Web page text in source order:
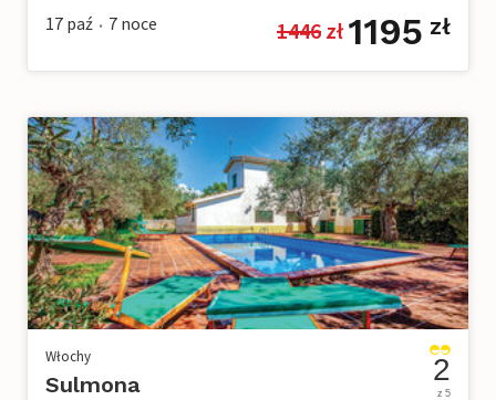
17 paź • 7 noce 1446 zł 1195 zł
Włochy
Sulmona 2
z 5